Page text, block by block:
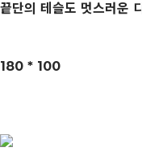
끝단의 테슬도 멋스러운
180 * 100